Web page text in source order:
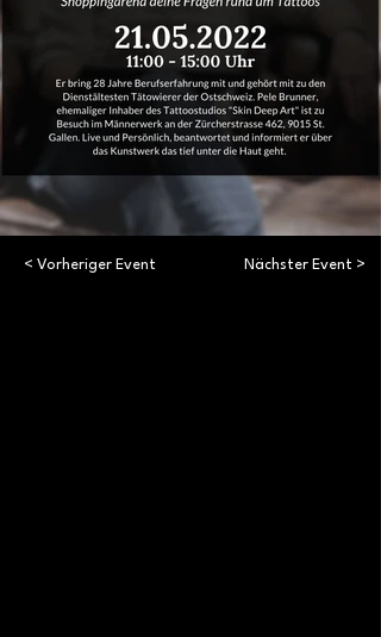
< Vorheriger Event Nächster Event >